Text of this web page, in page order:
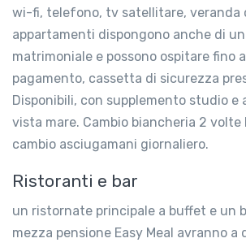
wi-fi, telefono, tv satellitare, veranda
appartamenti dispongono anche di
matrimoniale e possono ospitare fino
pagamento, cassetta di sicurezza
Disponibili, con supplemento studio e
vista mare. Cambio biancheria 2
cambio asciugamani giornaliero.
Ristoranti e bar
un ristornate principale a buffet e un
mezza pensione Easy Meal avranno